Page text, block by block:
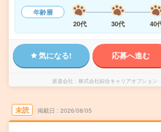
年齢層
20代
30代 40
気になる! 応募へ進む
派遣会社 株式会社綜合キャリアオプション
未読 掲載日 2026/08/05